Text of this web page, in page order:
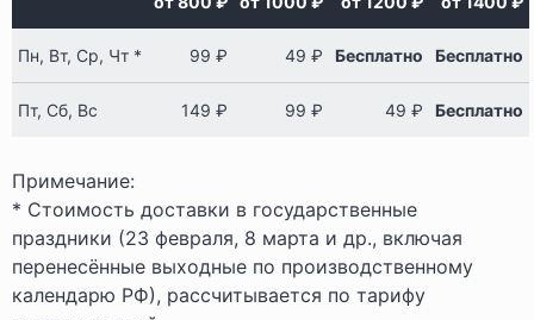
Пн, Вт, Ср, Чт * 99 ₽ 49 ₽ Бесплатно Бесплатно
Пт, Сб, Вс 149 ₽ 99 ₽ 49 ₽ Бесплатно
Примечание:
* Стоимость доставки в государственные
праздники (23 февраля, 8 марта и др., включая
перенесённые выходные по производственному
календарю РФ), рассчитывается по тарифу